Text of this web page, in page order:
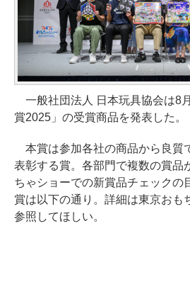
一般社団法人 日本玩具協会は8
賞2025」の受賞商品を発表した。
本賞は参加各社の商品から良質
表彰する賞。各部門で複数の賞品
ちゃショーでの新賞品チェックの
賞は以下の通り。詳細は東京おも
参照してほしい。